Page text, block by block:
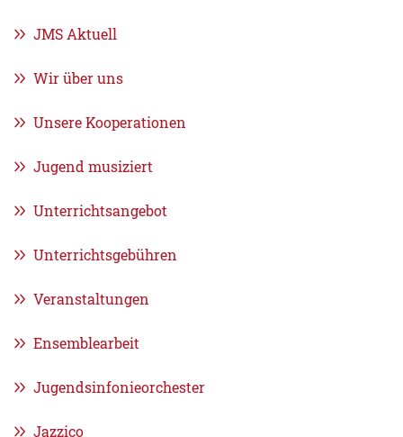
JMS Aktuell
Wir über uns
Unsere Kooperationen
Jugend musiziert
Unterrichtsangebot
Unterrichtsgebühren
Veranstaltungen
Ensemblearbeit
Jugendsinfonieorchester
Jazzico